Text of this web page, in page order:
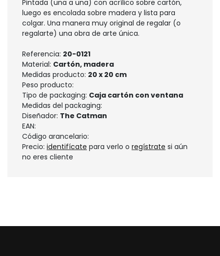
Pintada (una a una) con acrílico sobre cartón,
luego es encolada sobre madera y lista para
colgar. Una manera muy original de regalar (o
regalarte) una obra de arte única.
Referencia: 20-0121
Material: Cartón, madera
Medidas producto: 20 x 20 cm
Peso producto:
Tipo de packaging: Caja cartón con ventana
Medidas del packaging:
Diseñador: The Catman
EAN:
Código arancelario:
Precio: identifícate para verlo o regístrate si aún
no eres cliente